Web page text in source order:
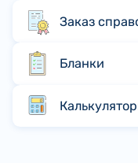
Заказ
Бланки